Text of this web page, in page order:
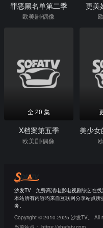
罪恶黑名单第二季
欧美剧/偶像
更美
全 20 集
X档案第五季
欧美剧/偶像
沙发TV - 免费高清电影电视剧综艺在线
本站所有内容均来自互联网分享站点
务。
Copyright © 2010-2025 沙发TV。 All